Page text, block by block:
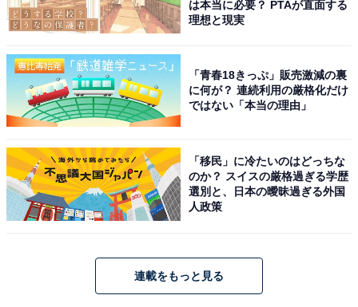
（15.5％）、ブラック企業における離職率の高さが垣間
いるとも推察されています。
ング結果
【おすすめ記事】
「ホワイト企業だと思う職場の特徴」ランキング！ 2位
「残業なし・少なめ」、1位は？
は本当に必要？ PTAが直面する
理想と現実
「青春18きっぷ」販売激減の裏
に何が？ 連続利用の厳格化だけ
ではない「本当の理由」
「移民」に冷たいのはどっちな
のか？ スイスの厳格過ぎる学歴
選別と、日本の曖昧過ぎる外国
人政策
連載をもっと見る